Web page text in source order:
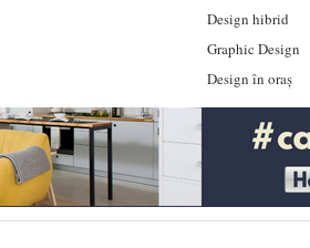
Design hibrid
Graphic Design
Design în oraș